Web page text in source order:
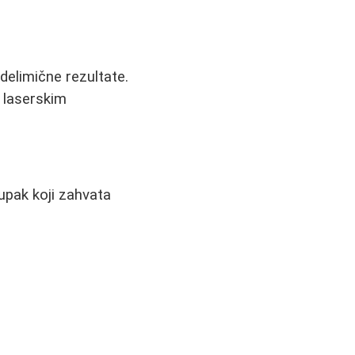
rezultate.
laserskim
koji zahvata